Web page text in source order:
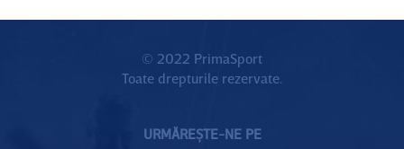
© 2022 PrimaSport
Toate drepturile rezervate.
URMĂREȘTE-NE PE